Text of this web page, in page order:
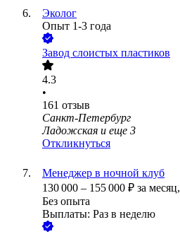
Эколог
Опыт 1-3 года
Завод слоистых пластиков
4.3
•
161 отзыв
Санкт-Петербург
Ладожская и еще 3
Откликнуться
Менеджер в ночной клуб
130 000 – 155 000 ₽ за месяц,
Без опыта
Выплаты: Раз в неделю